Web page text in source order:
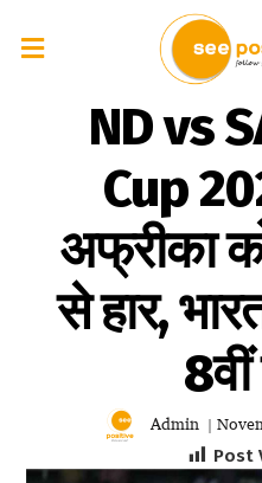
ND vs
Cup
अफ्रीका
से हार,
Admin |
Post